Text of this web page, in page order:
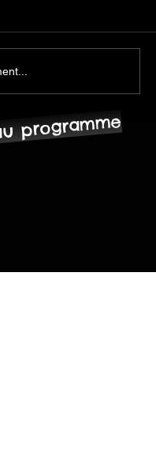
programme